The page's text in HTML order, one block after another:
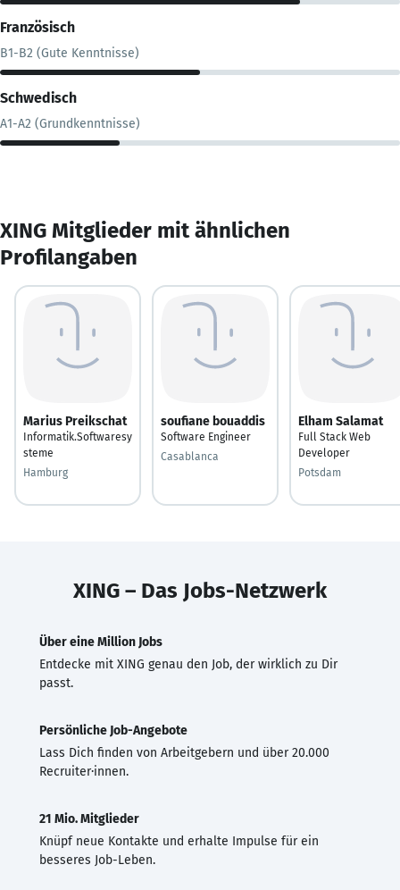
Französisch
B1-B2 (Gute Kenntnisse)
Schwedisch
A1-A2 (Grundkenntnisse)
XING Mitglieder mit ähnlichen
Profilangaben
Marius Preikschat
Informatik.Softwaresy
steme
Hamburg
soufiane bouaddis
Software Engineer
Casablanca
Elham Salamat
Full Stack Web
Developer
Potsdam
XING – Das Jobs-Netzwerk
Über eine Million Jobs
Entdecke mit XING genau den Job, der wirklich zu Dir
passt.
Persönliche Job-Angebote
Lass Dich finden von Arbeitgebern und über 20.000
Recruiter·innen.
21 Mio. Mitglieder
Knüpf neue Kontakte und erhalte Impulse für ein
besseres Job-Leben.